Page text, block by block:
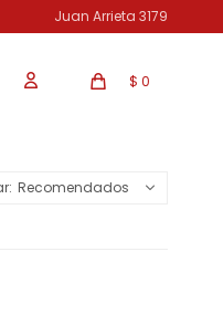
$ 0
Juan Arrieta 3179
Recomendados